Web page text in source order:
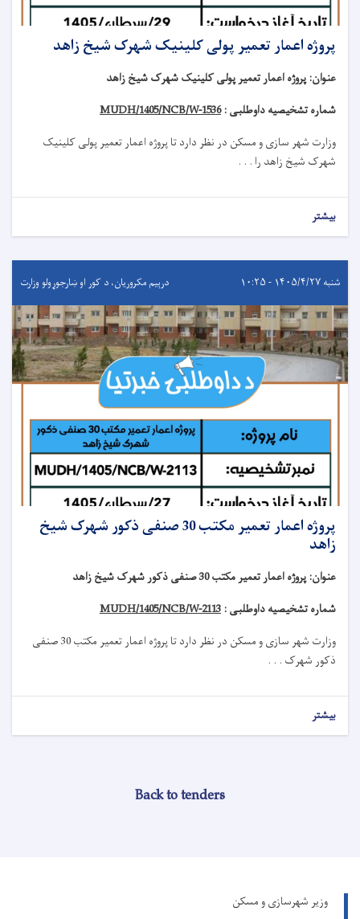
پروژه اعمار تعمیر پولی کلینیک شهرک شیخ زاهد
عنوان: پروژه اعمار تعمیر پولی کلینیک شهرک شیخ زاهد
شماره تشخیصیه داوطلبی :MUDH/1405/NCB/W-1536
وزارت شهر سازی و مسکن در نظر دارد تاپروژه اعمار تعمیر پولی کلینیک
شهرک شیخ زاهد را . . .
بیشتر
شنبه ۱۴۰۵/۴/۲۷ - ۱۰:۲۵ درېيم مکروریان، د کور او ښارجوړولو وزارت
پروژه اعمار تعمیر مکتب 30 صنفی ذکور شهرک شیخ
زاهد
عنوان: پروژه اعمار تعمیر مکتب 30 صنفی ذکور شهرک شیخ زاهد
شماره تشخیصیه داوطلبی : MUDH/1405/NCB/W-2113
وزارت شهر سازی و مسکن در نظر دارد تاپروژه
اعمار تعمیر مکتب 30 صنفی
ذکور شهرک . . .
بیشتر
Back to tenders
وزیر شهرسازی و مسکن